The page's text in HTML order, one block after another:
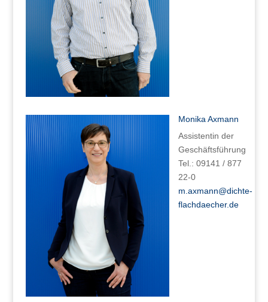
Monika Axmann
Assistentin der
Geschäftsführung
Tel.: 09141 / 877
22-0
m.axmann@dichte-
flachdaecher.de